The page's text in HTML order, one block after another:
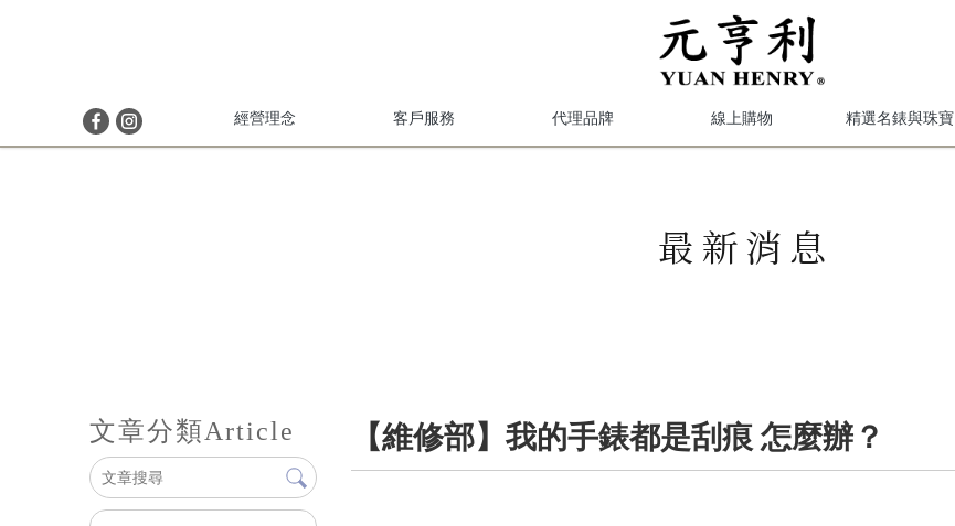
經營理念 客戶服務 代理品牌 線上購物 精選名錶與珠寶
最新消息
文章分類Article 【維修部】我的手錶都是刮痕 怎麼辦？